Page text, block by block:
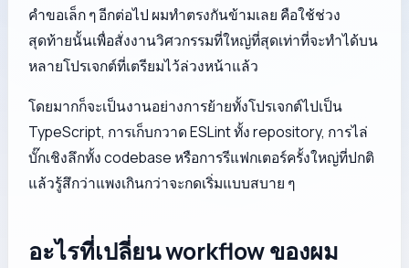
คำขอเล็ก ๆ อีกต่อไป ผมทำตรงกันข้ามเลย คือใช้ช่วง
สุดท้ายนั้นเพื่อสั่งงานวิศวกรรมที่ใหญ่ที่สุดเท่าที่จะทำได้บน
หลายโปรเจกต์ที่เตรียมไว้ล่วงหน้าแล้ว
โดยมากก็จะเป็นงานอย่างการย้ายทั้งโปรเจกต์ไปเป็น
TypeScript, การเก็บกวาด ESLint ทั้ง repository, การไล่
บั๊กเชิงลึกทั้ง codebase หรือการรีแฟกเตอร์ครั้งใหญ่ที่ปกติ
แล้วรู้สึกว่าแพงเกินกว่าจะกดเริ่มแบบสบาย ๆ
อะไรที่เปลี่ยน workflow ของผม